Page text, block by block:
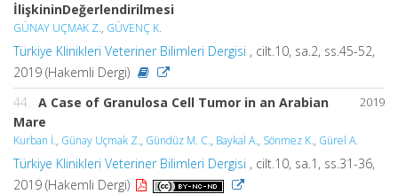
İlişkininDeğerlendirilmesi
GÜNAY UÇMAK Z., GÜVENÇ K.
Türkiye Klinikleri Veteriner Bilimleri Dergisi , cilt.10, sa.2, ss.45-52,
2019 (Hakemli Dergi)
2019
44. A Case of Granulosa Cell Tumor in an Arabian
Mare
Kurban İ., Günay Uçmak Z., Gündüz M. C., Baykal A., Sönmez K., Gürel A.
Türkiye Klinikleri Veteriner Bilimleri Dergisi , cilt.10, sa.1, ss.31-36,
2019 (Hakemli Dergi)